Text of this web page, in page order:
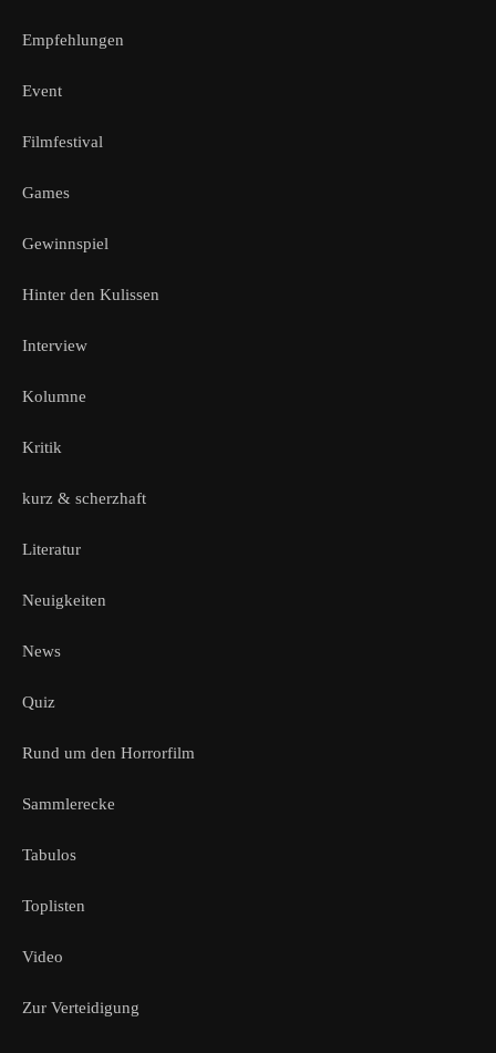
Empfehlungen
Event
Filmfestival
Games
Gewinnspiel
Hinter den Kulissen
Interview
Kolumne
Kritik
kurz & scherzhaft
Literatur
Neuigkeiten
News
Quiz
Rund um den Horrorfilm
Sammlerecke
Tabulos
Toplisten
Video
Zur Verteidigung